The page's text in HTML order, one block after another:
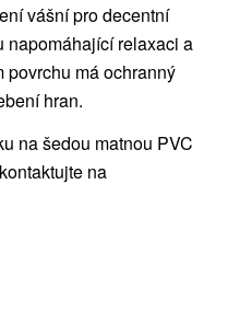
vášní pro decentní
napomáhající relaxaci a
povrchu má ochranný
hran.
na šedou matnou PVC
na